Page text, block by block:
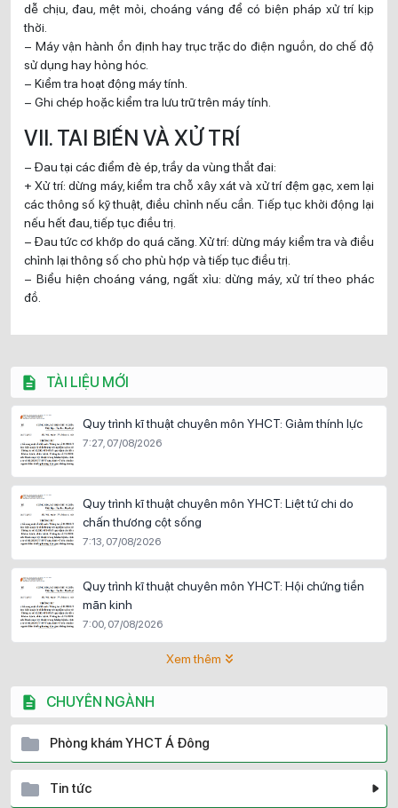
TÀI LIỆU MỚI
Quy trình kĩ thuật chuyên môn YHCT: Giảm thính lực
7:27, 07/08/2026
Quy trình kĩ thuật chuyên môn YHCT: Liệt tứ chi do
chấn thương cột sống
7:13, 07/08/2026
Quy trình kĩ thuật chuyên môn YHCT: Hội chứng tiền
mãn kinh
7:00, 07/08/2026
Xem thêm
CHUYÊN NGÀNH
Phòng khám YHCT Á Đông
Tin tức
dễ chịu, đau, mệt mỏi, choáng váng để có biện pháp xử trí kịp
thời.
– Máy vận hành ổn định hay trục trặc do điện nguồn, do chế độ
sử dụng hay hỏng hóc.
– Kiểm tra hoạt động máy tính.
– Ghi chép hoặc kiểm tra lưu trữ trên máy tính.
VII. TAI BIẾN VÀ XỬ TRÍ
– Đau tại các điểm đè ép, trầy da vùng thắt đai:
+ Xử trí: dừng máy, kiểm tra chỗ xây xát và xử trí đệm gạc, xem lại
các thông số kỹ thuật, điều chỉnh nếu cần. Tiếp tục khởi động lại
nếu hết đau, tiếp tục điều trị.
– Đau tức cơ khớp do quá căng. Xử trí: dừng máy kiểm tra và điều
chỉnh lại thông số cho phù hợp và tiếp tục điều trị.
– Biểu hiện choáng váng, ngất xỉu: dừng máy, xử trí theo phác
đồ.